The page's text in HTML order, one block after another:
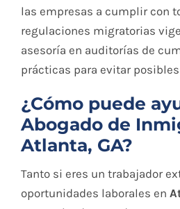
las empresas a cumplir con
regulaciones migratorias
asesoría en auditorías de
prácticas para evitar
¿Cómo puede
Abogado de
Atlanta, GA?
Tanto si eres un trabajador
oportunidades laborales en